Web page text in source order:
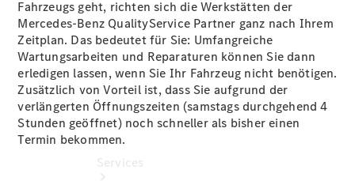
Fahrzeugs geht, richten sich die Werkstätten der
Mercedes-Benz QualityService Partner ganz nach Ihrem
Zeitplan. Das bedeutet für Sie: Umfangreiche
Wartungsarbeiten und Reparaturen können Sie dann
erledigen lassen, wenn Sie Ihr Fahrzeug nicht benötigen.
Zusätzlich von Vorteil ist, dass Sie aufgrund der
verlängerten Öffnungszeiten (samstags durchgehend 4
Stunden geöffnet) noch schneller als bisher einen
Termin bekommen.